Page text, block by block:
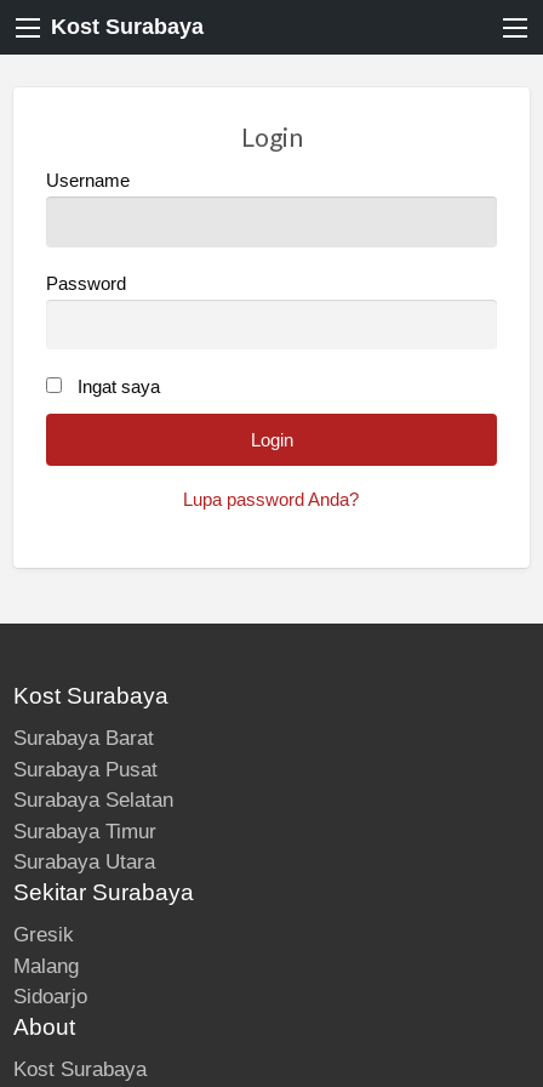
Kost Surabaya
Login
Username
Password
Ingat saya
Lupa password Anda?
Kost Surabaya
Surabaya Barat
Surabaya Pusat
Surabaya Selatan
Surabaya Timur
Surabaya Utara
Sekitar Surabaya
Gresik
Malang
Sidoarjo
About
Kost Surabaya